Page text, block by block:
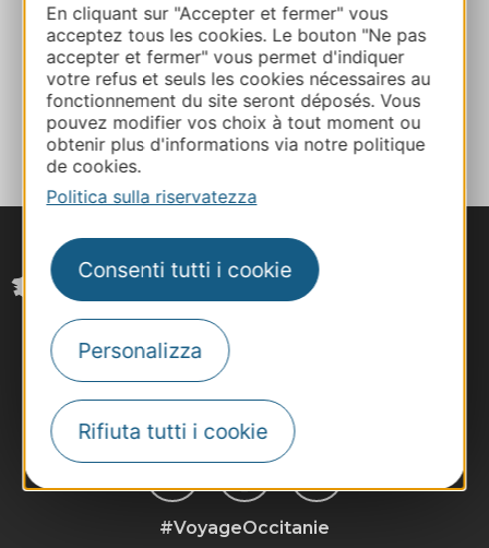
En cliquant sur "Accepter et fermer" vous
acceptez tous les cookies. Le bouton "Ne pas
accepter et fermer" vous permet d'indiquer
votre refus et seuls les cookies nécessaires au
fonctionnement du site seront déposés. Vous
pouvez modifier vos choix à tout moment ou
obtenir plus d'informations via notre politique
de cookies.
Politica sulla riservatezza
Consenti tutti i cookie
Personalizza
Rifiuta tutti i cookie
Facebook
AGGIUNGI
AL TACCUINO
#VoyageOccitanie